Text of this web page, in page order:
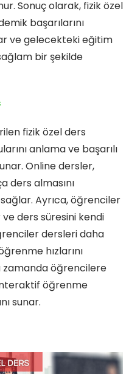
Sonuç olarak, fizik özel
başarılarını
ve gelecekteki eğitim
bir şekilde
fizik özel ders
anlama ve başarılı
Online dersler,
ders almasını
Ayrıca, öğrenciler
ders süresini kendi
dersleri daha
hızlarını
zamanda öğrencilere
öğrenme
sunar.